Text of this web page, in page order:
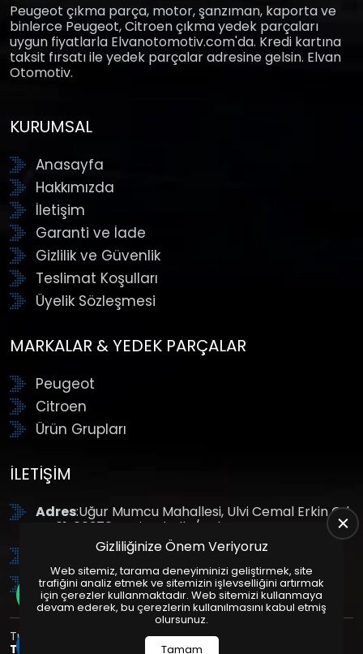
Peugeot çıkma parça, motor, şanzıman, kaporta ve
binlerce Peugeot, Citroen çıkma yedek parçaları
uygun fiyatlarla Elvanotomotiv.com'da. Kredi kartına
taksit fırsatı ile yedek parçalar adresine gelsin. Elvan
Otomotiv.
KURUMSAL
Anasayfa
Hakkımızda
İletişim
Garanti ve İade
Gizlilik ve Güvenlik
Teslimat Koşulları
Üyelik Sözleşmesi
MARKALAR & YEDEK PARÇALAR
Peugeot
Citroen
Ürün Grupları
İLETIŞIM
Adres:Uğur Mumcu Mahallesi, Ulvi Cemal Erkin Cd.
No:61, 06370 Yenimahalle/Ankara
: +90 (312) 354 8888
GSM: +90 (532) 343 4085
Tüm Hakları Saklıdır. | Bu site Us Yazılım
Tasarım
Paketleri ile Hazırlanmıştır. © 2025
Gizliliğinize Önem Veriyoruz
Web sitemiz, tarama deneyiminizi geliştirmek, site
trafiğini analiz etmek ve sitemizin işlevselliğini artırmak
için çerezler kullanmaktadır. Web sitemizi kullanmaya
devam ederek, bu çerezlerin kullanılmasını kabul etmiş
olursunuz.
Tamam